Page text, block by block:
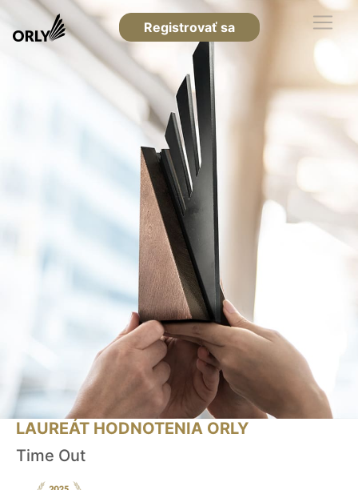
Registrovať sa
LAUREÁT HODNOTENIA ORLY
Time Out